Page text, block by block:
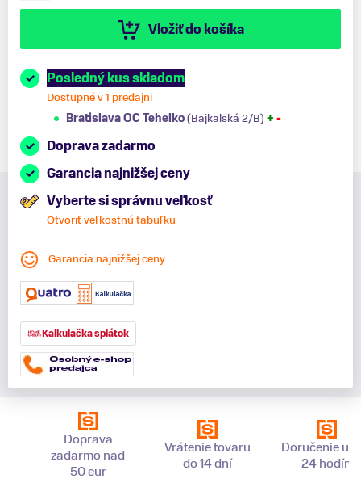
Vložiť do košíka
Posledný kus skladom
Dostupné v 1 predajni
Bratislava OC Tehelko(Bajkalská 2/B) + -
Doprava zadarmo
Garancia najnižšej ceny
Vyberte si správnu veľkosť
Otvoriť veľkostnú tabuľku
Garancia najnižšej ceny
Kalkulačka splátok
Doprava
zadarmo nad
50 eur
Vrátenie tovaru
do 14 dní
Doručenie už
24 hodín